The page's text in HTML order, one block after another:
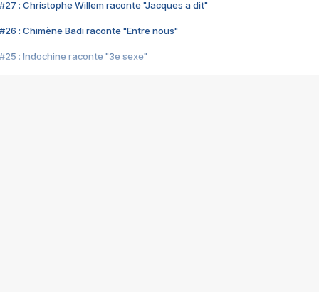
#27 : Christophe Willem raconte "Jacques a dit"
#26 : Chimène Badi raconte "Entre nous"
#25 : Indochine raconte "3e sexe"